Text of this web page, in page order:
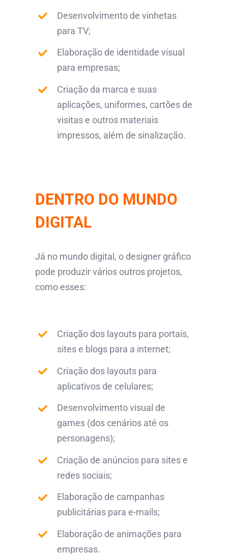
Desenvolvimento de vinhetas
para TV;
Elaboração de identidade visual
para empresas;
Criação da marca e suas
aplicações, uniformes, cartões de
visitas e outros materiais
impressos, além de sinalização.
DENTRO DO MUNDO
DIGITAL
Já no mundo digital, o designer gráfico
pode produzir vários outros projetos,
como esses:
Criação dos layouts para portais,
sites e blogs para a internet;
Criação dos layouts para
aplicativos de celulares;
Desenvolvimento visual de
games (dos cenários até os
personagens);
Criação de anúncios para sites e
redes sociais;
Elaboração de campanhas
publicitárias para e-mails;
Elaboração de animações para
empresas.